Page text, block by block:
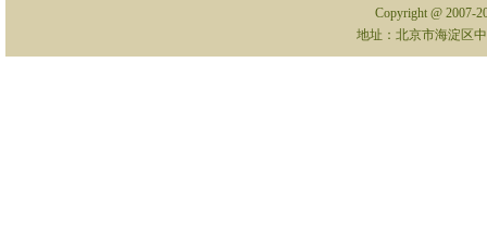
Copyright @ 2007-
地址：北京市海淀区